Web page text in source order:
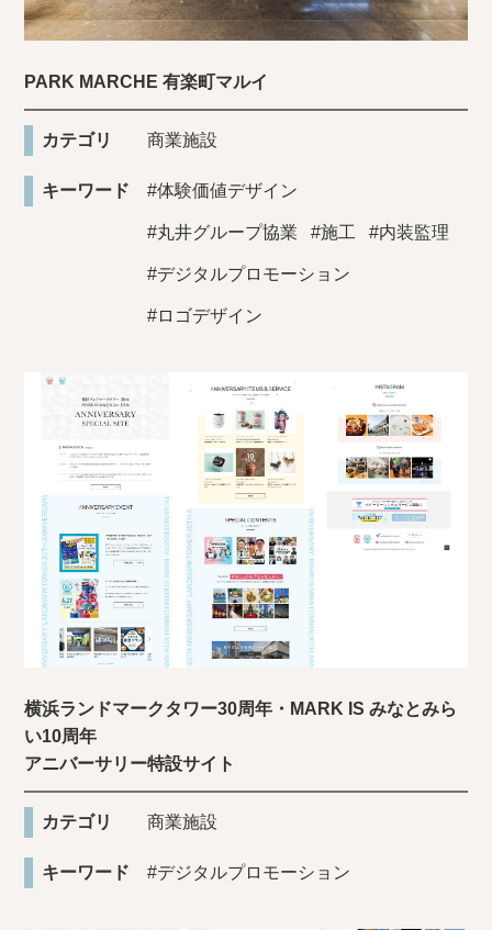
PARK MARCHE 有楽町マルイ
カテゴリ 商業施設
キーワード #体験価値デザイン
#丸井グループ協業 #施工 #内装監理
#デジタルプロモーション
#ロゴデザイン
横浜ランドマークタワー30周年・MARK IS みなとみら
い10周年
アニバーサリー特設サイト
カテゴリ 商業施設
キーワード #デジタルプロモーション